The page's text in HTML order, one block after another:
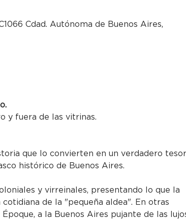
Cdad. Autónoma de Buenos Aires,
y fuera de las vitrinas.
que lo convierten en un verdadero
histórico de Buenos Aires.
y virreinales, presentando lo que la
de la "pequeña aldea". En otras
a la Buenos Aires pujante de las